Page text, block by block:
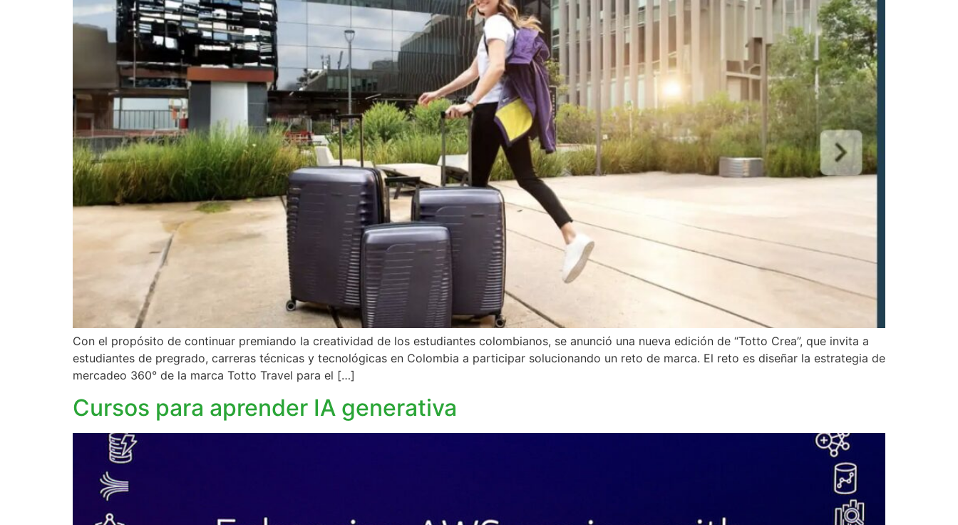
Con el propósito de continuar premiando la creatividad de los estudiantes colombianos, se anunció una nueva edición de “Totto Crea”, que invita a
estudiantes de pregrado, carreras técnicas y tecnológicas en Colombia a participar solucionando un reto de marca. El reto es diseñar la estrategia de
mercadeo 360° de la marca Totto Travel para el […]
Cursos para aprender IA generativa